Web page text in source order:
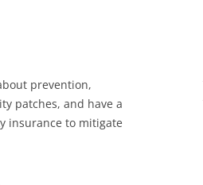
prevention,
patches, and have a
insurance to mitigate